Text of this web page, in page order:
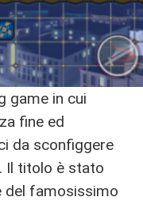
game in cui
fine ed
da sconfiggere
Il titolo è stato
del famosissimo